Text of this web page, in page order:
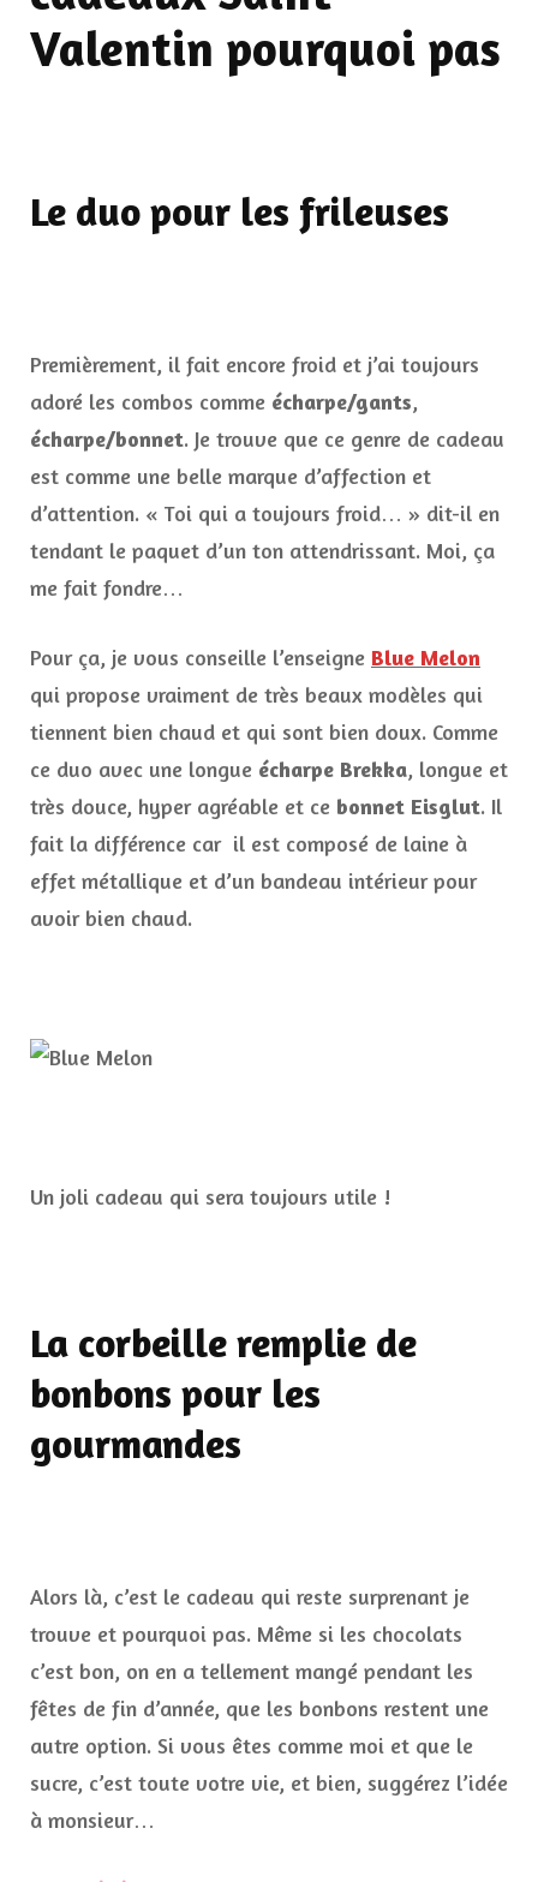
Valentin pourquoi pas
Le duo pour les frileuses
Premièrement, il fait encore froid et j’ai toujours
adoré les combos comme écharpe/gants,
écharpe/bonnet. Je trouve que ce genre de cadeau
est comme une belle marque d’affection et
d’attention. « Toi qui a toujours froid… » dit-il en
tendant le paquet d’un ton attendrissant. Moi, ça
me fait fondre…
Pour ça, je vous conseille l’enseigne Blue Melon
qui propose vraiment de très beaux modèles qui
tiennent bien chaud et qui sont bien doux. Comme
ce duo avec une longue écharpe Brekka, longue et
très douce, hyper agréable et ce bonnet Eisglut. Il
fait la différence car il est composé de laine à
effet métallique et d’un bandeau intérieur pour
avoir bien chaud.
Un joli cadeau qui sera toujours utile !
La corbeille remplie de
bonbons pour les
gourmandes
Alors là, c’est le cadeau qui reste surprenant je
trouve et pourquoi pas. Même si les chocolats
c’est bon, on en a tellement mangé pendant les
fêtes de fin d’année, que les bonbons restent une
autre option. Si vous êtes comme moi et que le
sucre, c’est toute votre vie, et bien, suggérez l’idée
à monsieur…